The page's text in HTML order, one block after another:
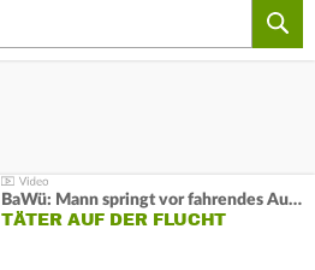
BaWü: Mann springt vor fahrendes Auto und schießt
TÄTER AUF DER FLUCHT